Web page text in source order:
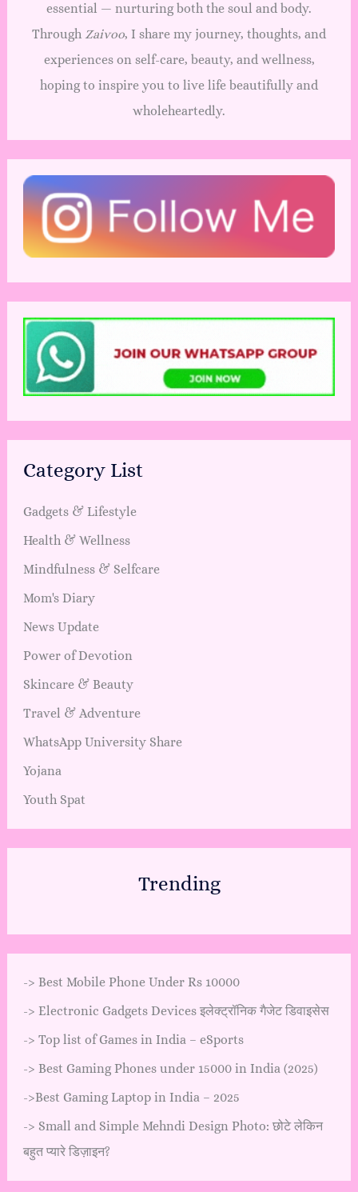
essential — nurturing both the soul and body.
Through Zaivoo, I share my journey, thoughts, and
experiences on self-care, beauty, and wellness,
hoping to inspire you to live life beautifully and
wholeheartedly.
Category List
Gadgets & Lifestyle
Health & Wellness
Mindfulness & Selfcare
Mom's Diary
News Update
Power of Devotion
Skincare & Beauty
Travel & Adventure
WhatsApp University Share
Yojana
Youth Spat
Trending
-> Best Mobile Phone Under Rs 10000
-> Electronic Gadgets Devices इलेक्ट्रॉनिक गैजेट डिवाइसेस
-> Top list of Games in India – eSports
-> Best Gaming Phones under 15000 in India (2025)
->Best Gaming Laptop in India – 2025
-> Small and Simple Mehndi Design Photo: छोटे लेकिन
बहुत प्यारे डिज़ाइन?